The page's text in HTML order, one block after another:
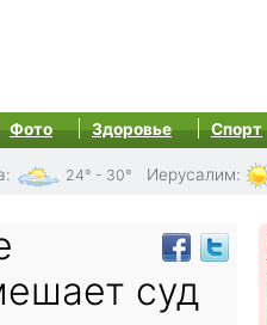
Фото Здоровье Спорт
: 24° - 30° Иерусалим:
суд